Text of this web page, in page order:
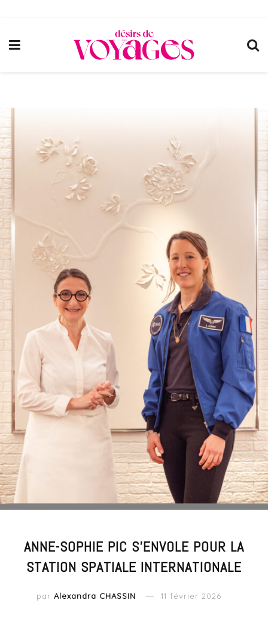
ANNE-SOPHIE PIC S’ENVOLE POUR LA
STATION SPATIALE INTERNATIONALE
par Alexandra CHASSIN 11 février 2026